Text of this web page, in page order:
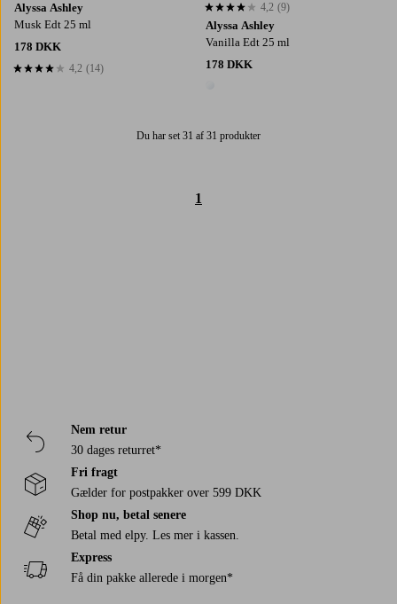
Alyssa Ashley
Musk Edt 25 ml
178 DKK
4,2 baseret på 14 bedømmelser
4,2 (14)
Alyssa Ashley
Vanilla Edt 25 ml
178 DKK
4,2 baseret på 9 bedømmelser
4,2 (9)
Du har set 31 af 31 produkter
1
Nem retur
30 dages returret*
Fri fragt
Gælder for postpakker over 599 DKK
Shop nu, betal senere
Betal med elpy. Les mer i kassen.
Express
Få din pakke allerede i morgen*